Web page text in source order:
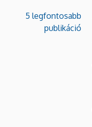
5 legfontosabb
publikáció